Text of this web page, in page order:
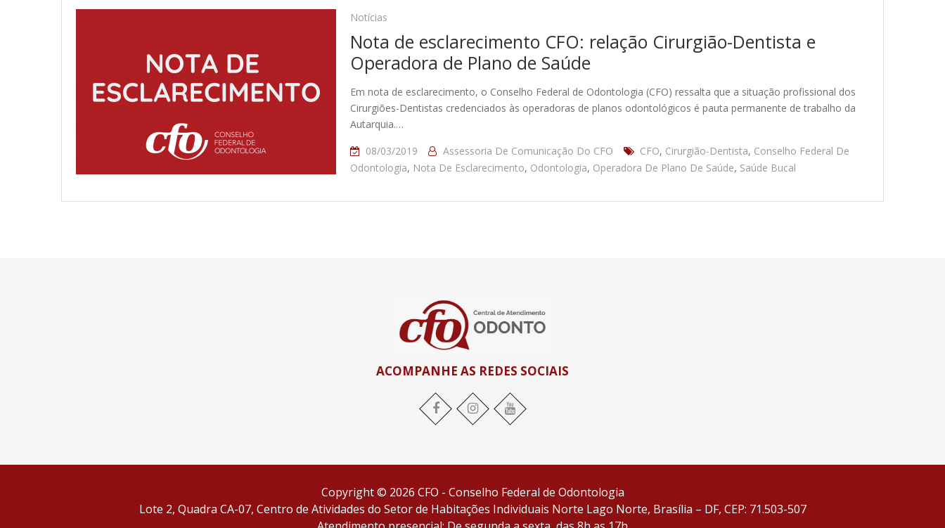
Notícias
Nota de esclarecimento CFO: relação Cirurgião-Dentista e
Operadora de Plano de Saúde
Em nota de esclarecimento, o Conselho Federal de Odontologia (CFO) ressalta que a situação profissional dos
Cirurgiões-Dentistas credenciados às operadoras de planos odontológicos é pauta permanente de trabalho da
Autarquia.…
08/03/2019
Assessoria De Comunicação Do CFO CFO, Cirurgião-Dentista, Conselho Federal De
Odontologia, Nota De Esclarecimento, Odontologia, Operadora De Plano De Saúde, Saúde Bucal
ACOMPANHE AS REDES SOCIAIS
Facebook Instagram YouTube
Copyright © 2026 CFO - Conselho Federal de Odontologia
Lote 2, Quadra CA-07, Centro de Atividades do Setor de Habitações Individuais Norte Lago Norte, Brasília – DF, CEP: 71.503-507